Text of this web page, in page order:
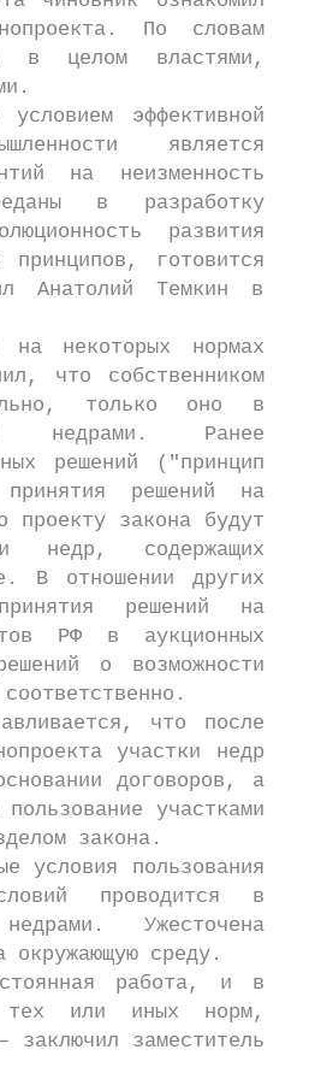
По словам
в целом властями,
эффективной
является
на неизменность
в разработку
развития
готовится
Анатолий Темкин в
некоторых нормах
что собственником
только оно в
недрами. Ранее
решений ("принцип
решений на
проекту закона будут
недр, содержащих
В отношении других
решений на
РФ в аукционных
о возможности
что после
участки недр
договоров, а
участками
закона.
условия пользования
проводится в
Ужесточена
окружающую среду.
работа, и в
тех или иных норм,
заключил заместитель